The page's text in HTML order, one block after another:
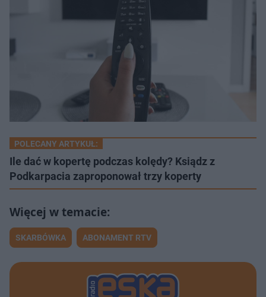
POLECANY ARTYKUŁ:
Ile dać w kopertę podczas kolędy? Ksiądz z
Podkarpacia zaproponował trzy koperty
SKARBÓWKA ABONAMENT RTV